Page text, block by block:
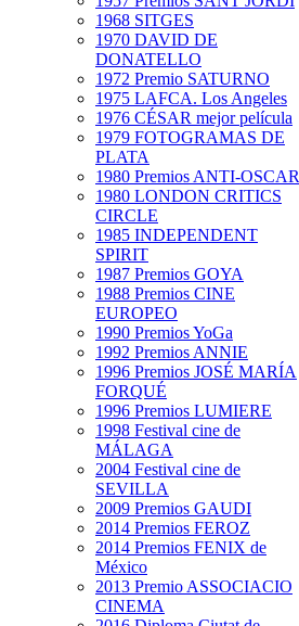
1968 SITGES
1970 DAVID DE
DONATELLO
1972 Premio SATURNO
1975 LAFCA. Los Angeles
1976 CÉSAR mejor película
1979 FOTOGRAMAS DE
PLATA
1980 Premios ANTI-OSCAR
1980 LONDON CRITICS
CIRCLE
1985 INDEPENDENT
SPIRIT
1987 Premios GOYA
1988 Premios CINE
EUROPEO
1990 Premios YoGa
1992 Premios ANNIE
1996 Premios JOSÉ MARÍA
FORQUÉ
1996 Premios LUMIERE
1998 Festival cine de
MÁLAGA
2004 Festival cine de
SEVILLA
2009 Premios GAUDI
2014 Premios FEROZ
2014 Premios FENIX de
México
2013 Premio ASSOCIACIO
CINEMA